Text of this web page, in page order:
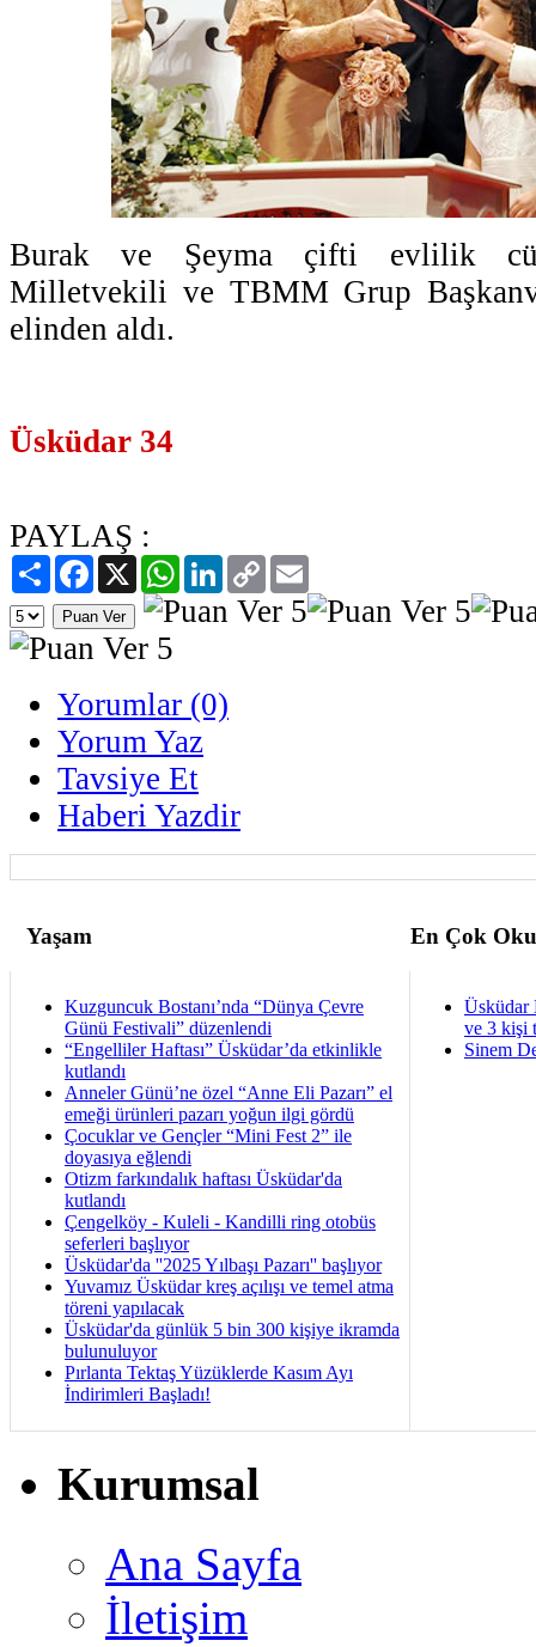
Burak ve Şeyma çifti evlilik
Milletvekili ve TBMM Grup
elinden aldı.
Üsküdar 34
PAYLAŞ :
PaylaşFacebook
X WhatsAppLinkedIn
Copy
Link
Yorumlar (0)
Yorum Yaz
Tavsiye Et
Haberi Yazdir
Yaşam En Çok
Kuzguncuk Bostanı’nda “Dünya Çevre
Günü Festivali” düzenlendi
“Engelliler Haftası” Üsküdar’da etkinlikle
kutlandı
Anneler Günü’ne özel “Anne Eli Pazarı” el
emeği ürünleri pazarı yoğun ilgi gördü
Çocuklar ve Gençler “Mini Fest 2” ile
doyasıya eğlendi
Otizm farkındalık haftası Üsküdar'da
kutlandı
Çengelköy - Kuleli - Kandilli ring otobüs
seferleri başlıyor
Üsküdar'da ''2025 Yılbaşı Pazarı'' başlıyor
Yuvamız Üsküdar kreş açılışı ve temel atma
töreni yapılacak
Üsküdar'da günlük 5 bin 300 kişiye ikramda
bulunuluyor
Pırlanta Tektaş Yüzüklerde Kasım Ayı
İndirimleri Başladı!
Üsküdar
ve 3 kişi
Sinem
Kurumsal
Ana Sayfa
İletişim